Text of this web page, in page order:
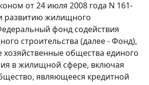
от 24 июля 2008 года N 161-
развитию жилищного
фонд содействия
строительства (далее - Фонд),
хозяйственные общества единого
в жилищной сфере, включая
являющееся кредитной